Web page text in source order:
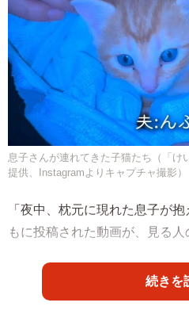
息子さんが連れてきた子猫たち（「け
提供、Instagramよりキャプチャ撮影）
「夜中、枕元に現れた息子が
もに投稿された動画が、見る人
投稿したのは、Instagramユー
き51歳母」さん。家族と猫と
続きを